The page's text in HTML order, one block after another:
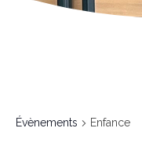
Évènements Enfance